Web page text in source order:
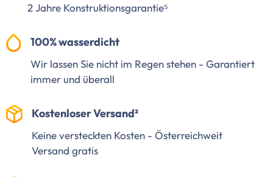
2 Jahre Konstruktionsgarantie⁵
100% wasserdicht
Wir lassen Sie nicht im Regen stehen - Garantiert
immer und überall
Kostenloser Versand²
Keine versteckten Kosten - Österreichweit
Versand gratis